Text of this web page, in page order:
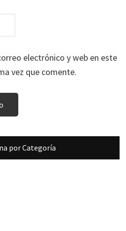
electrónico y web en este
vez que comente.
por Categoría